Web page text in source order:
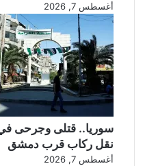
أغسطس 7, 2026
سوريا.. قتلى وجرحى في
نقل ركاب قرب دمشق
أغسطس 7, 2026